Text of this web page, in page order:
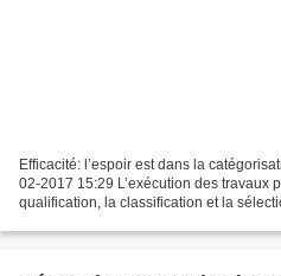
Efficacité: l’espoir est dans la
02-2017 15:29 L’exécution des travaux
qualification, la classification et la